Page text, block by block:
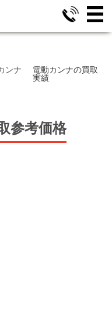
ンナ
電動カンナの買取
実績
参考価格